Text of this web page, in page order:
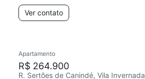
Ver contato
Apartamento
R$ 264.900
R. Sertões de Canindé, Vila Invernada